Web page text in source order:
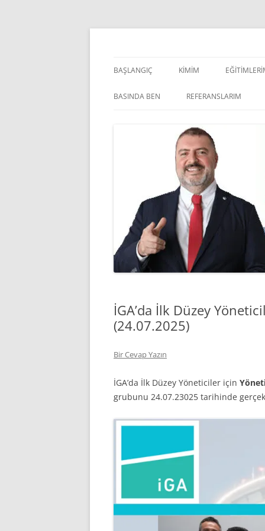
İçeriğe
BAŞLANGIÇ KIMIM
BASINDA BEN REFERANSLARIM
İGA’da İlk Düzey
(24.07.2025)
Bir Cevap Yazın
İGA’da İlk Düzey Yöneticiler için
grubunu 24.07.23025 tarihinde